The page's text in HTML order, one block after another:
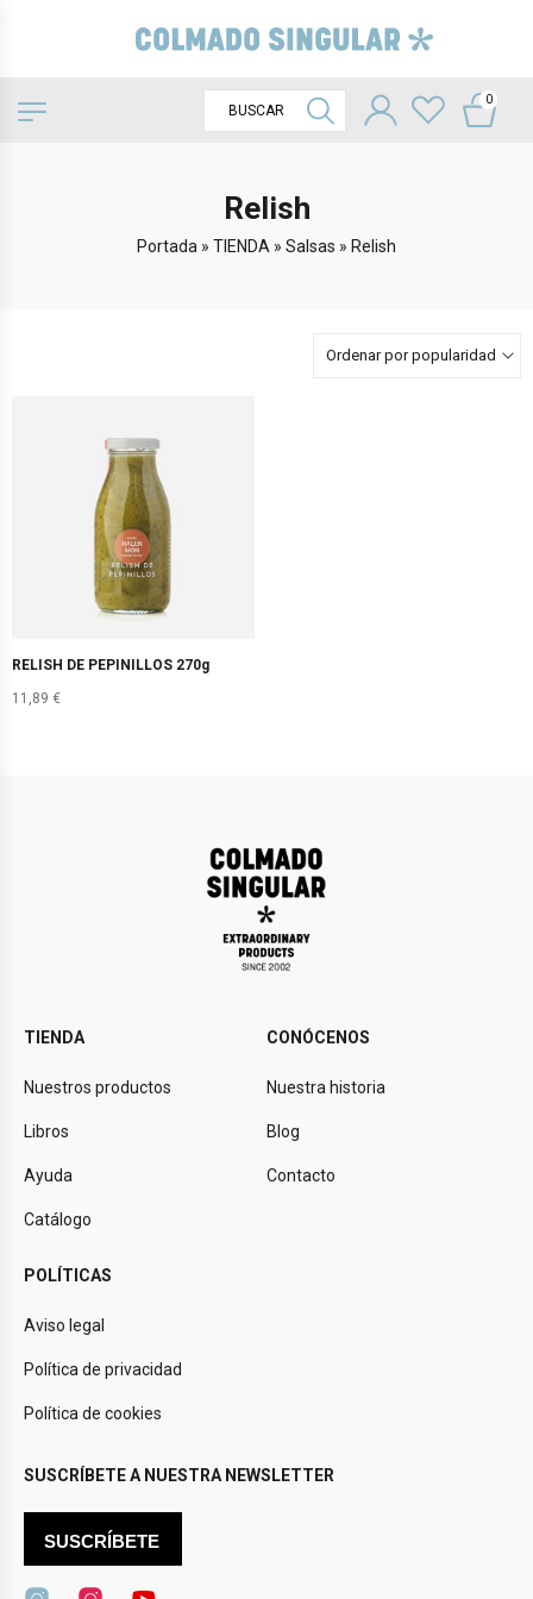
0
Relish
Portada » TIENDA » Salsas » Relish
Ordenar por popularidad
RELISH DE PEPINILLOS 270g
11,89 €
TIENDA
Nuestros productos
Libros
Ayuda
Catálogo
CONÓCENOS
Nuestra historia
Blog
Contacto
POLÍTICAS
Aviso legal
Política de privacidad
Política de cookies
SUSCRÍBETE A NUESTRA NEWSLETTER
SUSCRÍBETE